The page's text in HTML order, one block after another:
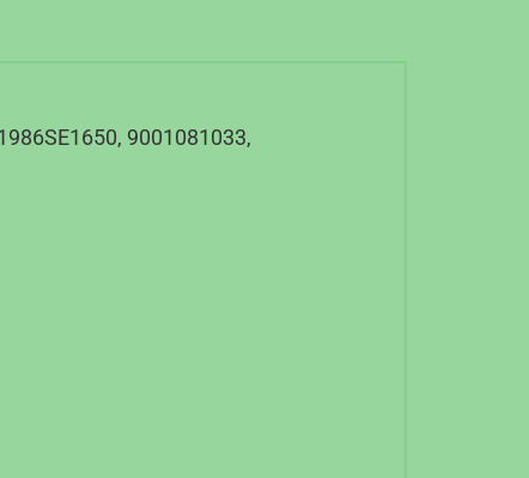
9001081033,